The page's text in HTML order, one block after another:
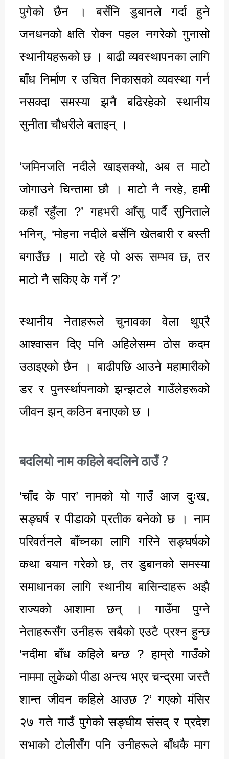
पुगेको छैन । बर्सेनि डुबानले गर्दा हुने
जनधनको क्षति रोक्न पहल नगरेको गुनासो
स्थानीयहरूको छ । बाढी व्यवस्थापनका लागि
बाँध निर्माण र उचित निकासको व्यवस्था गर्न
नसक्दा समस्या झनै बढिरहेको स्थानीय
सुनीता चौधरीले बताइन् ।
‘जमिनजति नदीले खाइसक्यो, अब त माटो
जोगाउने चिन्तामा छौ । माटो नै नरहे, हामी
कहाँ रहुँला ?’ गहभरी आँसु पार्दै सुनिताले
भनिन्, ‘मोहना नदीले बर्सेनि खेतबारी र बस्ती
बगाउँछ । माटो रहे पो अरू सम्भव छ, तर
माटो नै सकिए के गर्ने ?’
स्थानीय नेताहरूले चुनावका वेला थुप्रै
आश्वासन दिए पनि अहिलेसम्म ठोस कदम
उठाइएको छैन । बाढीपछि आउने महामारीको
डर र पुनर्स्थापनाको झन्झटले गाउँलेहरूको
जीवन झन् कठिन बनाएको छ ।
बदलियो नाम कहिले बदलिने ठाउँ ?
‘चाँद के पार’ नामको यो गाउँ आज दुःख,
सङ्घर्ष र पीडाको प्रतीक बनेको छ । नाम
परिवर्तनले बाँच्नका लागि गरिने सङ्घर्षको
कथा बयान गरेको छ, तर डुबानको समस्या
समाधानका लागि स्थानीय बासिन्दाहरू अझै
राज्यको आशामा छन् । गाउँमा पुग्ने
नेताहरूसँग उनीहरू सबैको एउटै प्रश्न हुन्छ
‘नदीमा बाँध कहिले बन्छ ? हाम्रो गाउँको
नाममा लुकेको पीडा अन्त्य भएर चन्द्रमा जस्तै
शान्त जीवन कहिले आउछ ?’ गएको मंसिर
२७ गते गाउँ पुगेको सङ्घीय संसद् र प्रदेश
सभाको टोलीसँग पनि उनीहरूले बाँधकै माग